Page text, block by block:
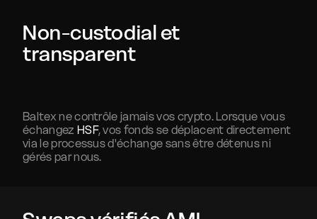
Non-custodial et
transparent
Baltex ne contrôle jamais vos crypto. Lorsque vous
échangez HSF, vos fonds se déplacent directement
via le processus d'échange sans être détenus ni
gérés par nous.